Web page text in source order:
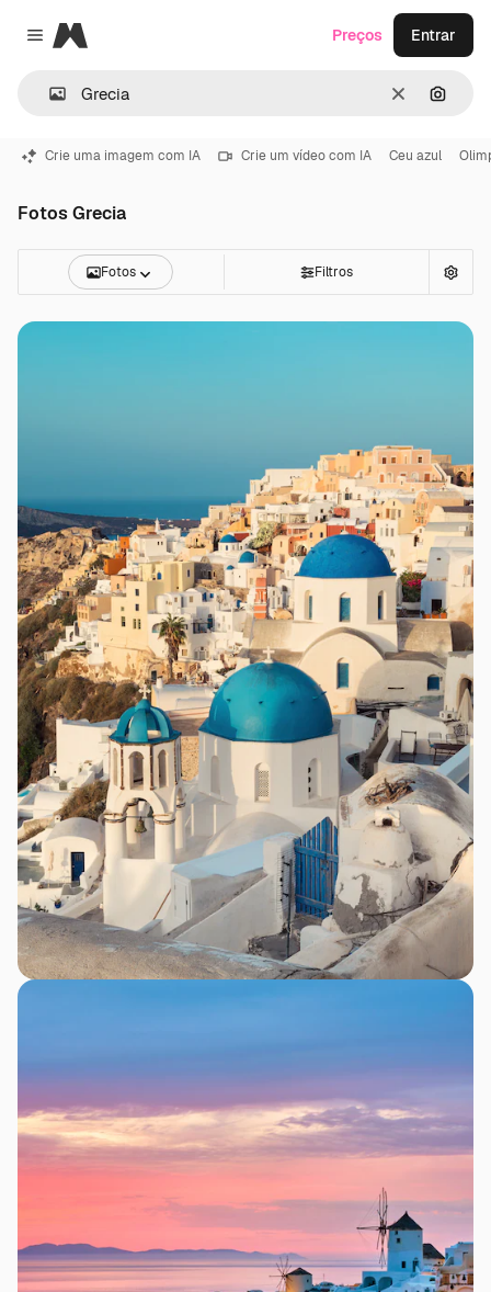
Close menu
Magnific
Limpar
Preços Entrar
Crie uma imagem com IA Crie um vídeo com IA Ceu azul
Fotos Grecia
Fotos Filtros